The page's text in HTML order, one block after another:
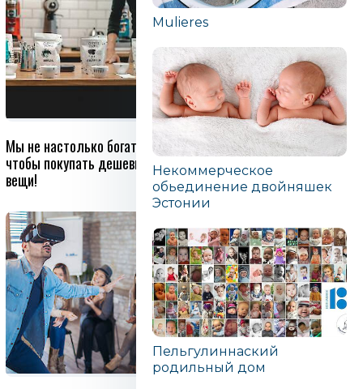
Мы не настолько богаты,
чтобы покупать дешевые
вещи!
О будущем здоровье нужно
думать прямо сейчас
Mulieres
Некоммерческое
обьединение двойняшек
Эстонии
Пельгулиннаский
родильный дом